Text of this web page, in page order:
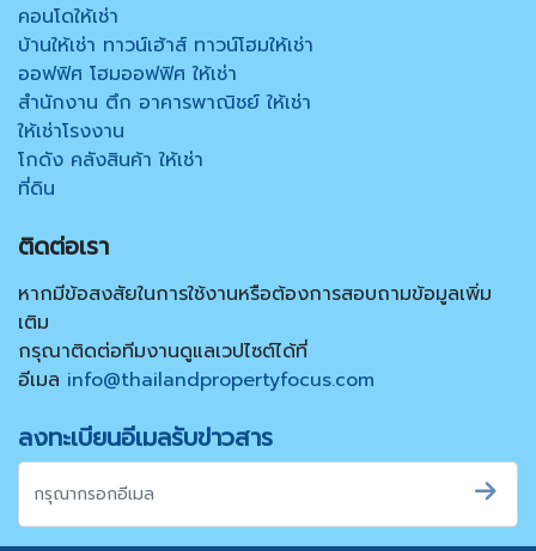
คอนโดให้เช่า
บ้านให้เช่า ทาวน์เฮ้าส์ ทาวน์โฮมให้เช่า
ออฟฟิศ โฮมออฟฟิศ ให้เช่า
สำนักงาน ตึก อาคารพาณิชย์ ให้เช่า
ให้เช่าโรงงาน
โกดัง คลังสินค้า ให้เช่า
ที่ดิน
ติดต่อเรา
หากมีข้อสงสัยในการใช้งานหรือต้องการสอบถามข้อมูลเพิ่ม
เติม
กรุณาติดต่อทีมงานดูแลเวปไซต์ได้ที่
อีเมล info@thailandpropertyfocus.com
ลงทะเบียนอีเมลรับข่าวสาร